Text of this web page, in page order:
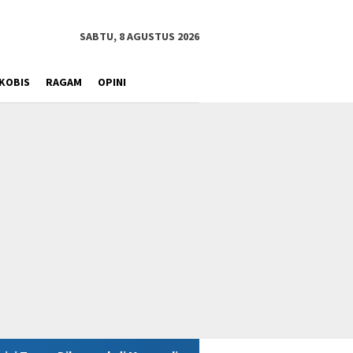
SABTU, 8 AGUSTUS 2026
RAGAM OPINI